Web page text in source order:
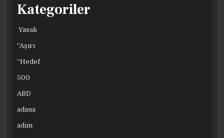
Kategoriler
Yasak
“Aşırı
“Hedef
500
ABD
adana
adım